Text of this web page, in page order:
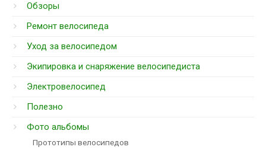
Обзоры
Ремонт велосипеда
Уход за велосипедом
Экипировка и снаряжение велосипедиста
Электровелосипед
Полезно
Фото альбомы
Прототипы велосипедов